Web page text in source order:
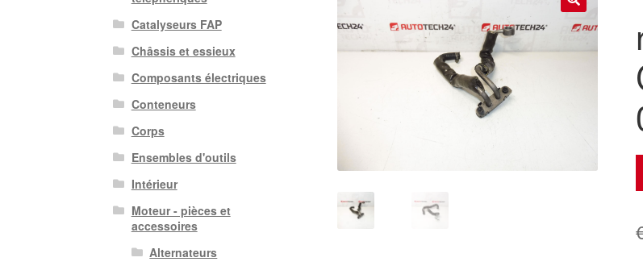
🔍
Catalyseurs FAP
Châssis et essieux
Composants électriques
Conteneurs
Corps
Ensembles d'outils
Intérieur
Moteur - pièces et
accessoires
Alternateurs